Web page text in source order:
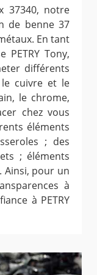
37340, notre
de benne 37
En tant
Tony,
différents
cuivre et le
le chrome,
chez vous
éléments
; des
; éléments
Ainsi, pour un
à
à PETRY